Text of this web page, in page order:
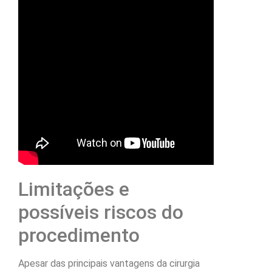
Limitações e
possíveis riscos do
procedimento
Apesar das principais vantagens da cirurgia